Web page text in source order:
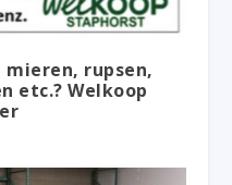
rupsen,
etc.? Welkoop